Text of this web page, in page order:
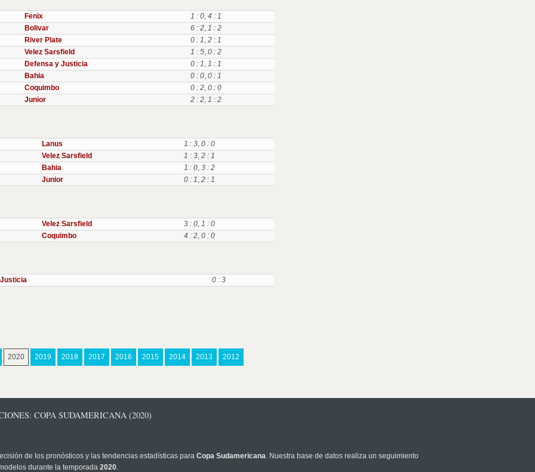
Fenix 1 : 0, 4 : 1
Bolivar
6 : 2, 1 : 2
River Plate
0 : 1, 2 : 1
Velez Sarsfield
1 : 5, 0 : 2
Defensa y Justicia
0 : 1, 1 : 1
Bahia
0 : 0, 0 : 1
Coquimbo
0 : 2, 0 : 0
Junior
2 : 2, 1 : 2
Lanus 1 : 3, 0 : 0
Velez Sarsfield
1 : 3, 2 : 1
Bahia
1 : 0, 3 : 2
Junior
0 : 1, 2 : 1
Velez Sarsfield 3 : 0, 1 : 0
Coquimbo
4 : 2, 0 : 0
0 : 3
2020 2019 2018 2017 2016 2015 2014 2013 2012
COPA SUDAMERICANA (2020)
de los pronósticos y las tendencias estadísticas para Copa Sudamericana. Nuestra base de datos realiza un seguimiento
durante la temporada 2020.